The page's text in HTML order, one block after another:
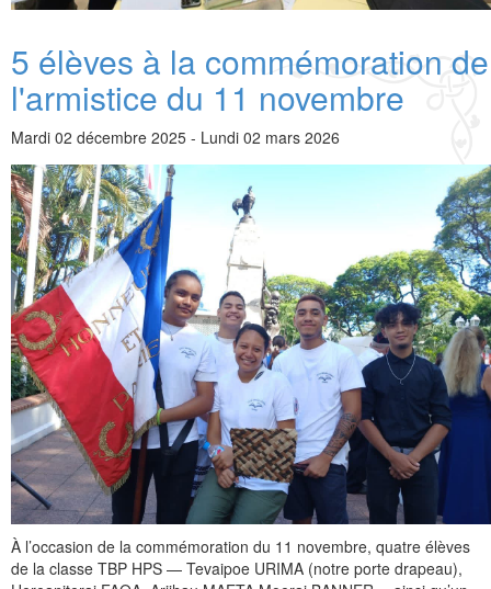
5 élèves à la commémoration de
l'armistice du 11 novembre
Date
Mardi 02 décembre 2025 - Lundi 02 mars 2026
À l’occasion de la commémoration du 11 novembre, quatre élèves
de la classe TBP HPS — Tevaipoe URIMA (notre porte drapeau),